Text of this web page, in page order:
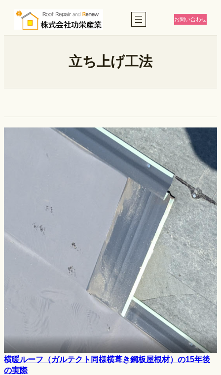
ス
お問い合わせ
立ち上げ工法
横暖ルーフ（ガルテクト同様横葺き鋼板屋根材）の15年後
の実際